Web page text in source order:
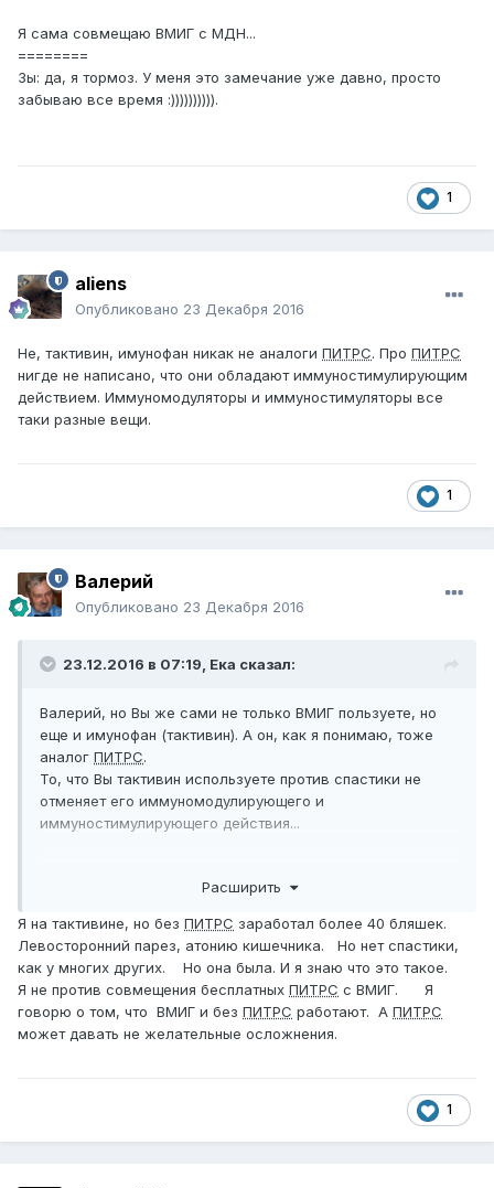
Я сама совмещаю ВМИГ с МДН...
========
Зы: да, я тормоз. У меня это замечание уже давно, просто
забываю все время :)))))))))).
1
aliens
Опубликовано 23 Декабря 2016
Не, тактивин, имунофан никак не аналоги ПИТРС. Про ПИТРС
нигде не написано, что они обладают иммуностимулирующим
действием. Иммуномодуляторы и иммуностимуляторы все
таки разные вещи.
1
Валерий
Опубликовано 23 Декабря 2016
23.12.2016 в 07:19, Ека сказал:
Валерий, но Вы же сами не только ВМИГ пользуете, но
еще и имунофан (тактивин). А он, как я понимаю, тоже
аналог ПИТРС.
То, что Вы тактивин используете против спастики не
отменяет его иммуномодулирующего и
иммуностимулирующего действия...
Я это к тому, что я "за" совмещение ВМИГ и еще какого-
Я сама совмещаю ВМИГ с МДН...
Расширить
Я на тактивине, но без ПИТРС заработал более 40 бляшек.
Левосторонний парез, атонию кишечника. Но нет спастики,
как у многих других. Но она была. И я знаю что это такое.
Я не против совмещения бесплатных ПИТРС с ВМИГ. Я
говорю о том, что ВМИГ и без ПИТРС работают. А ПИТРС
может давать не желательные осложнения.
1